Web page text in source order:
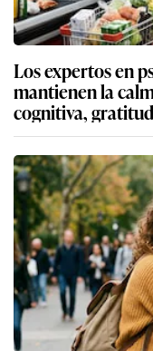
Los expertos en
mantienen la
cognitiva,